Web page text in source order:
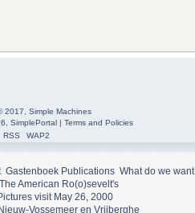
2017
Simple Machines
SimplePortal| Terms and Policies
RSS WAP2
Gastenboek Publications What do we want
The American Ro(o)sevelt's
visit May 26, 2000
Vossemeer en Vrijberghe